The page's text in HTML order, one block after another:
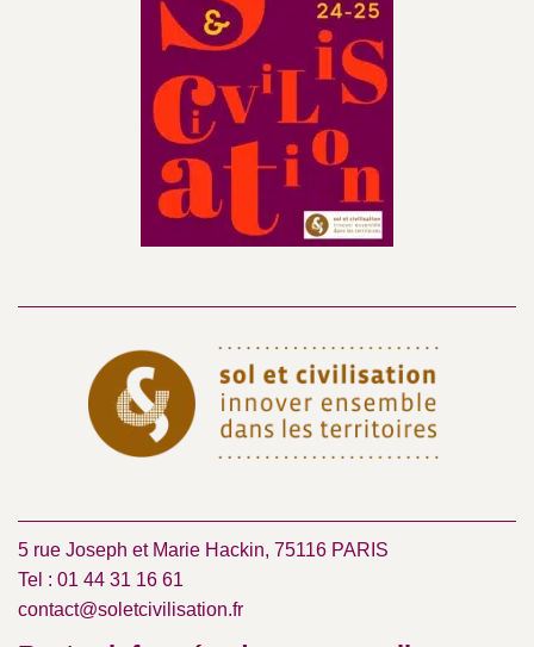
5 rue Joseph et Marie Hackin, 75116 PARIS
Tel : 01 44 31 16 61
contact@soletcivilisation.fr